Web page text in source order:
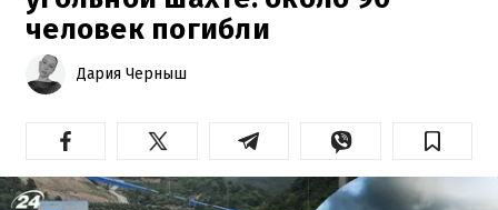
человек погибли
Дария Черныш